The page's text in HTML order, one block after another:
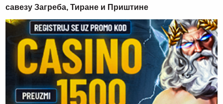
савезу Загреба, Тиране и Приштине